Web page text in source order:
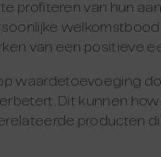
profiteren van hun
van een positieve
waardetoevoeging
Dit kunnen
producten